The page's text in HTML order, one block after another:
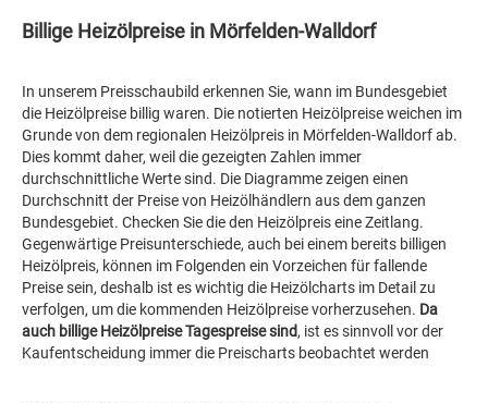
Billige Heizölpreise in Mörfelden-Walldorf
In unserem Preisschaubild erkennen Sie, wann im Bundesgebiet
die Heizölpreise billig waren. Die notierten Heizölpreise weichen im
Grunde von dem regionalen Heizölpreis in Mörfelden-Walldorf ab.
Dies kommt daher, weil die gezeigten Zahlen immer
durchschnittliche Werte sind. Die Diagramme zeigen einen
Durchschnitt der Preise von Heizölhändlern aus dem ganzen
Bundesgebiet. Checken Sie die den Heizölpreis eine Zeitlang.
Gegenwärtige Preisunterschiede, auch bei einem bereits billigen
Heizölpreis, können im Folgenden ein Vorzeichen für fallende
Preise sein, deshalb ist es wichtig die Heizölcharts im Detail zu
verfolgen, um die kommenden Heizölpreise vorherzusehen. Da
auch billige Heizölpreise Tagespreise sind, ist es sinnvoll vor der
Kaufentscheidung immer die Preischarts beobachtet werden